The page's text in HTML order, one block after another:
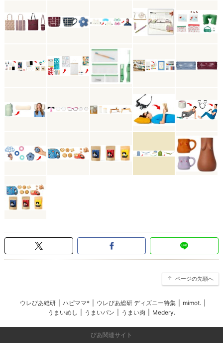
ページの先頭へ
ウレぴあ総研 ハピママ* ウレぴあ総研 ディズニー特集 mimot.
うまいめし
うまいパン うまい肉 Medery.
ぴあ関連サイト